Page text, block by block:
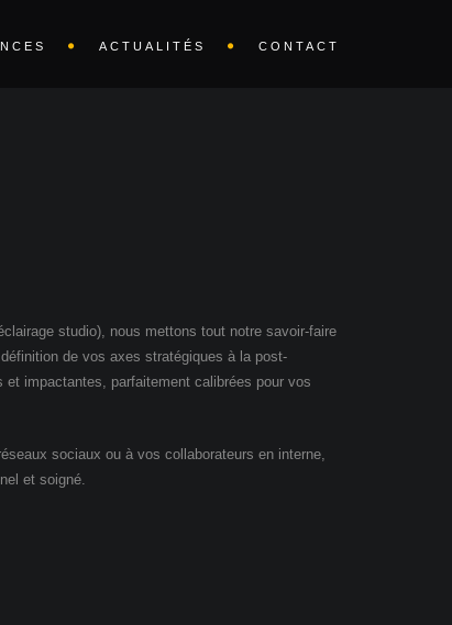
ACTUALITÉS CONTACT
studio), nous mettons tout notre savoir-faire
de vos axes stratégiques à la post-
impactantes, parfaitement calibrées pour vos
sociaux ou à vos collaborateurs en interne,
et soigné.